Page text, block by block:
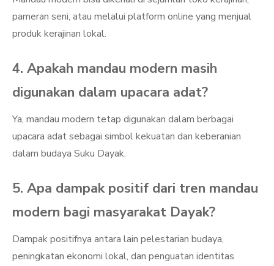
pameran seni, atau melalui platform online yang menjual
produk kerajinan lokal.
4. Apakah mandau modern masih
digunakan dalam upacara adat?
Ya, mandau modern tetap digunakan dalam berbagai
upacara adat sebagai simbol kekuatan dan keberanian
dalam budaya Suku Dayak.
5. Apa dampak positif dari tren mandau
modern bagi masyarakat Dayak?
Dampak positifnya antara lain pelestarian budaya,
peningkatan ekonomi lokal, dan penguatan identitas